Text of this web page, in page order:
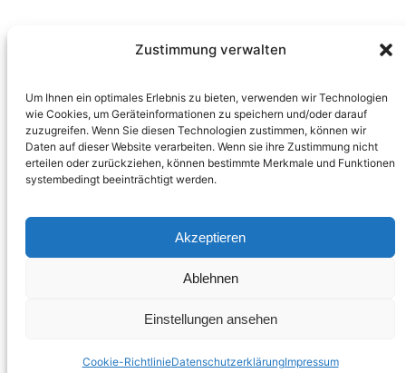
Zustimmung verwalten
Um Ihnen ein optimales Erlebnis zu bieten, verwenden wir Technologien
wie Cookies, um Geräteinformationen zu speichern und/oder darauf
zuzugreifen. Wenn Sie diesen Technologien zustimmen, können wir
Daten auf dieser Website verarbeiten. Wenn sie ihre Zustimmung nicht
erteilen oder zurückziehen, können bestimmte Merkmale und Funktionen
systembedingt beeinträchtigt werden.
Akzeptieren
Ablehnen
Einstellungen ansehen
Cookie-RichtlinieDatenschutzerklärungImpressum
Als eine Frau an einem regnerischen Tag, der im
dem Fenter blickte,
18. Oktober 2010
Suche innerhalb dieser Sub-Domain
Datenschutzerklärung
Impressum – E-Commerz – Copyright